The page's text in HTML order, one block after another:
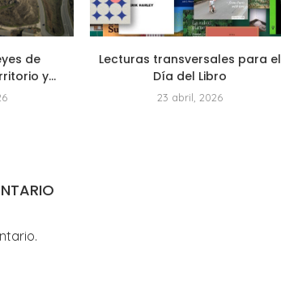
de
y...
Lecturas transversales para el
Día del Libro
23 abril, 2026